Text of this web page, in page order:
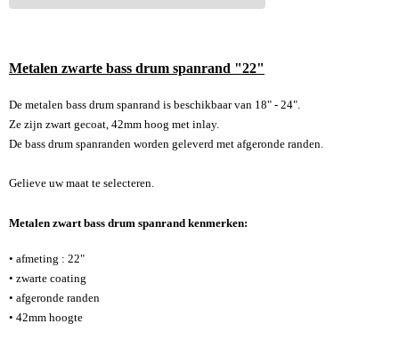
Metalen zwarte bass drum spanrand "22"
De metalen bass drum spanrand is beschikbaar van 18" - 24".
Ze zijn zwart gecoat, 42mm hoog met inlay.
De bass drum spanranden worden geleverd met afgeronde randen.
Gelieve uw maat te selecteren.
Metalen zwart bass drum spanrand kenmerken:
• afmeting : 22"
• zwarte coating
• afgeronde randen
• 42mm hoogte